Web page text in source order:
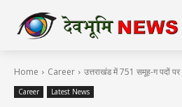
Home Career उत्तराखंड में 751 समूह-ग पदों पर
Career Latest News